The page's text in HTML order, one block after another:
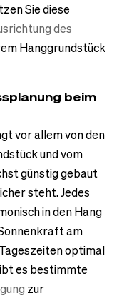
Sie diese
des
Hanggrundstück
beim
vor allem von den
und vom
günstig gebaut
steht. Jedes
in den Hang
am
optimal
es bestimmte
zur